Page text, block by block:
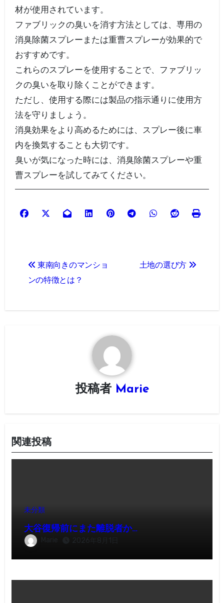
材が使用されています。
ファブリックの臭いを消す方法としては、専用の
消臭除菌スプレーまたは重曹スプレーが効果的で
おすすめです。
これらのスプレーを使用することで、ファブリッ
クの臭いを取り除くことができます。
ただし、使用する際には製品の指示通りに使用方
法を守りましょう。
消臭効果をより高めるためには、スプレー後に車
内を換気することも大切です。
臭いが気になった時には、消臭除菌スプレーや重
曹スプレーを試してみてください。
稿
東南向きのマンショ
ンの特徴とは？
土地の選び方
投稿者 Marie
関連投稿
未分類
大谷復帰前にまた離脱者か…
Marie 2026年8月1日